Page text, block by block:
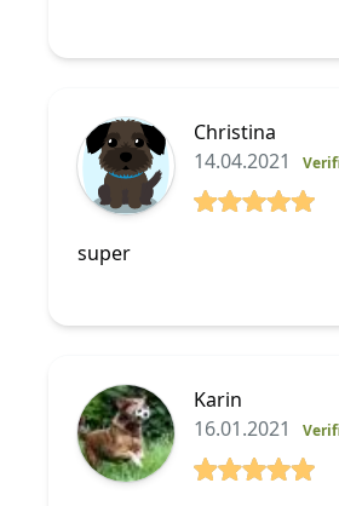
Christina
14.04.2021
super
Karin
16.01.2021